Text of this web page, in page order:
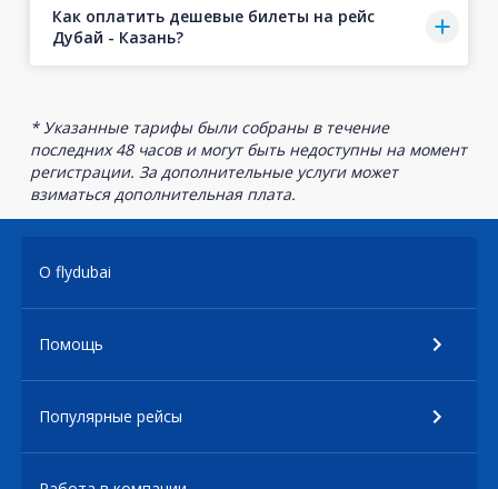
Как оплатить дешевые билеты на рейс
Дубай - Казань?
* Указанные тарифы были собраны в течение
последних 48 часов и могут быть недоступны на момент
регистрации. За дополнительные услуги может
взиматься дополнительная плата.
О flydubai
Помощь
Популярные рейсы